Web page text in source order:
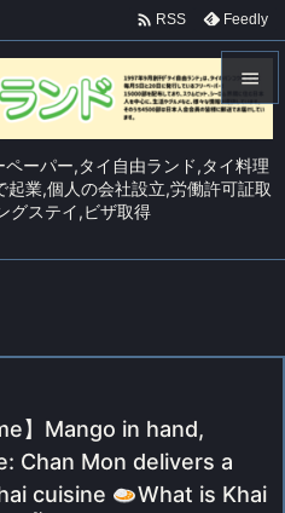
ーパー,タイ自由ランド,タイ料理
業,個人の会社設立,労働許可証取
グステイ,ビザ取得

メニュ


 RSS Feedly
】Mango in hand,
Chan Mon delivers a
cuisine
What is Khai